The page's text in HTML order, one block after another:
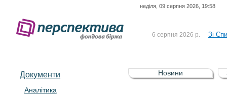
неділя, 09 серпня 2026, 19:58
6 серпня 2026 р. Зі
5 серпня 2026 р.
Зі
UA4000232607)
Документи
Аналітика
Новини